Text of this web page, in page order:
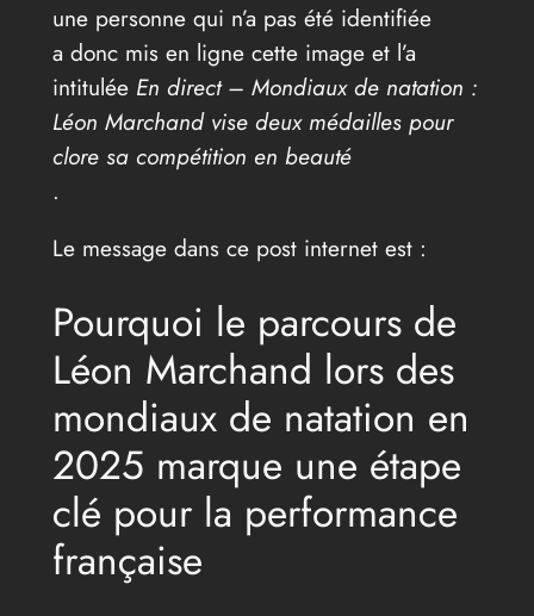
une personne qui n’a pas été identifiée
a donc mis en ligne cette image et l’a
intitulée En direct – Mondiaux de natation :
Léon Marchand vise deux médailles pour
clore sa compétition en beauté
.
Le message dans ce post internet est :
Pourquoi le parcours de
Léon Marchand lors des
mondiaux de natation en
2025 marque une étape
clé pour la performance
française